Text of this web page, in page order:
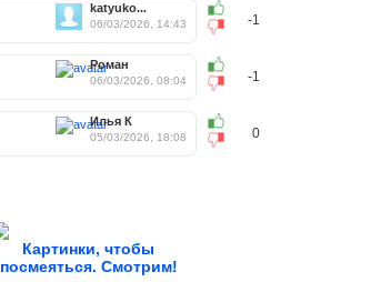
-1
katyuko...
06/03/2026, 14:43
-1
Роман
06/03/2026, 08:04
0
Илья К
05/03/2026, 18:08
Картинки, чтобы
посмеяться. Смотрим!